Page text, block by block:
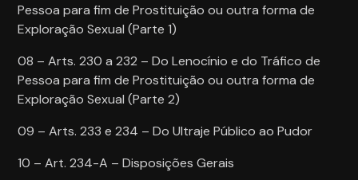
Pessoa para fim de Prostituição ou outra forma de
Exploração Sexual (Parte 1)
08 – Arts. 230 a 232 – Do Lenocínio e do Tráfico de
Pessoa para fim de Prostituição ou outra forma de
Exploração Sexual (Parte 2)
09 – Arts. 233 e 234 – Do Ultraje Público ao Pudor
10 – Art. 234-A – Disposições Gerais